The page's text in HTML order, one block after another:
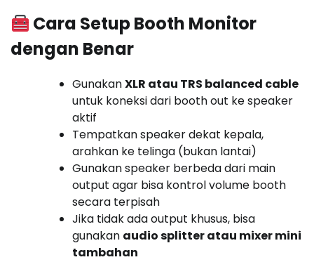
Cara Setup Booth Monitor
dengan Benar
GunakanXLR atau TRS balanced cable
untuk koneksi dari booth out ke speaker
aktif
Tempatkan speaker dekat kepala,
arahkan ke telinga (bukan lantai)
Gunakan speaker berbeda dari main
output agar bisa kontrol volume booth
secara terpisah
Jika tidak ada output khusus, bisa
gunakan audio splitter atau mixer mini
tambahan